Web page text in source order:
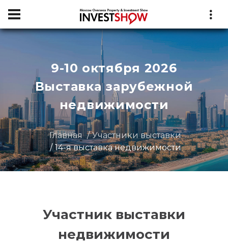
9-10 октября 2026
Выставка зарубежной
недвижимости
Главная
Участники выставки
14-я выставка недвижимости
Участник выставки
недвижимости